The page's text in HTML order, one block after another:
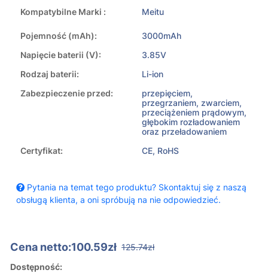
Kompatybilne Marki : Meitu
Pojemność (mAh):
3000mAh
Napięcie baterii (V):
3.85V
Rodzaj baterii:
Li-ion
Zabezpieczenie przed:
przepięciem,
przegrzaniem, zwarciem,
przeciążeniem prądowym,
głębokim rozładowaniem
oraz przeładowaniem
Certyfikat:
CE, RoHS
Pytania na temat tego produktu? Skontaktuj się z naszą
obsługą klienta, a oni spróbują na nie odpowiedzieć.
Cena netto:100.59zł 125.74zł
Dostępność: